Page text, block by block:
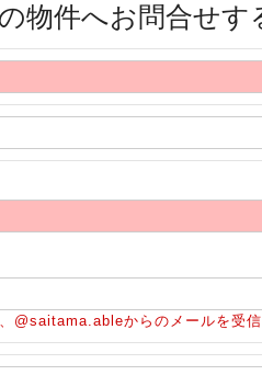
物件へお問合せす
@saitama.ableからのメールを受